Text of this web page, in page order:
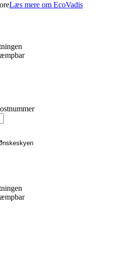
Læs mere om EcoVadis